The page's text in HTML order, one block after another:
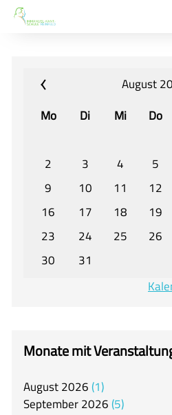
Neu hier?
Für Eltern und
Veranstaltungen und Termine
Unser Unterricht -
Unsere Konzepte
Downloads
Unter-, Mittel und Oberstufe
Offener Ganztag
Mensa
August
Mo
Di Mi Do
2
3 4 5
9
10 11 12
16
17 18 19
23
24 25 26
30
31
Monate mit
August2026 1
September2026 5